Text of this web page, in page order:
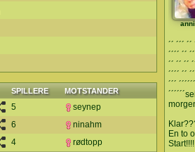
SPILLERE MOTSTANDER
5
seynep
6
ninahm
4 rødtopp
´´ ´´´
´´´´ ´´
´´ ´´ ´´
´´´´ ´´
´´´
En to